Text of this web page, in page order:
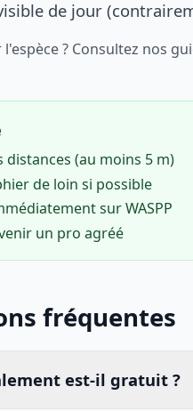
de jour
? Consultez nos
distances (au moins 5 m)
de loin si possible
sur WASPP
un pro agréé
fréquentes
est-il gratuit ?